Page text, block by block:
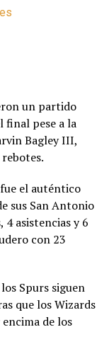
un partido
final pese a la
Bagley III,
el auténtico
sus San Antonio
asistencias y 6
con 23
Spurs siguen
que los Wizards
de los